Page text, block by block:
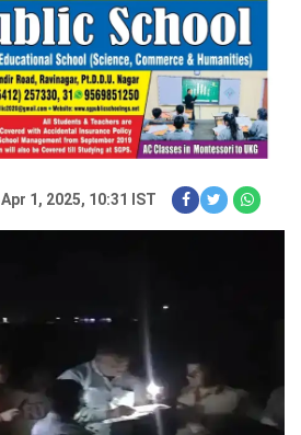
Apr 1, 2025, 10:31 IST